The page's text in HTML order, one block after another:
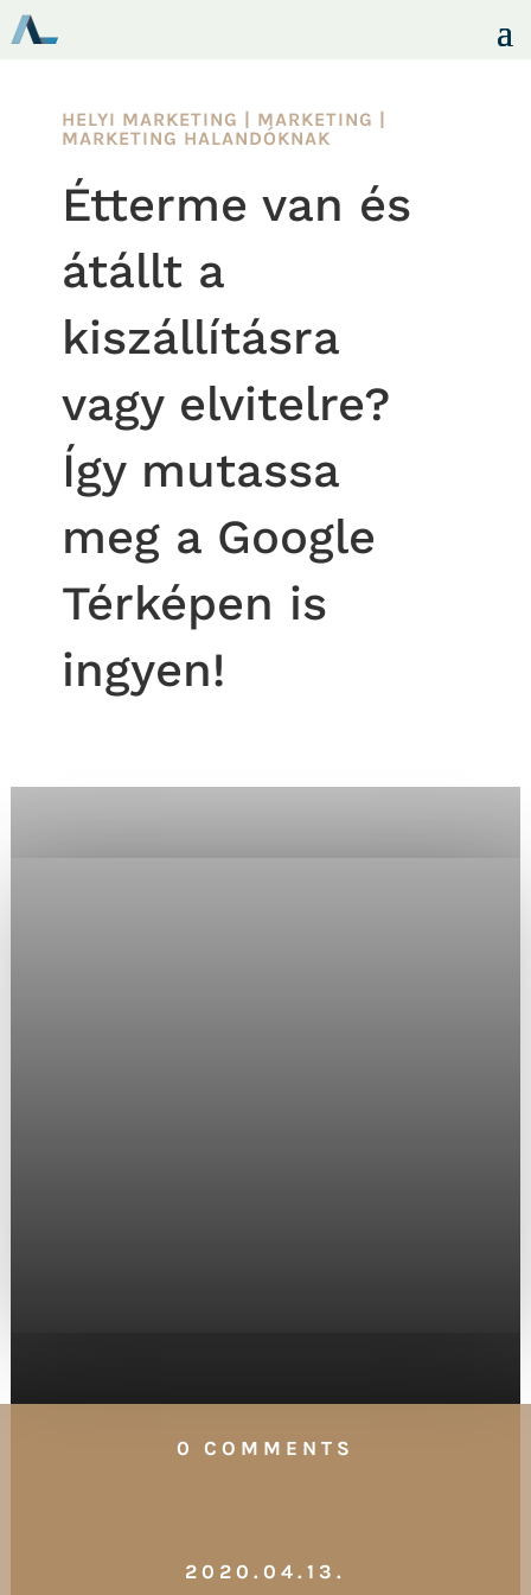
HELYI MARKETING | MARKETING |
MARKETING HALANDÓKNAK
Étterme van és
átállt a
kiszállításra
vagy elvitelre?
Így mutassa
meg a Google
Térképen is
ingyen!
0 COMMENTS
2020.04.13.